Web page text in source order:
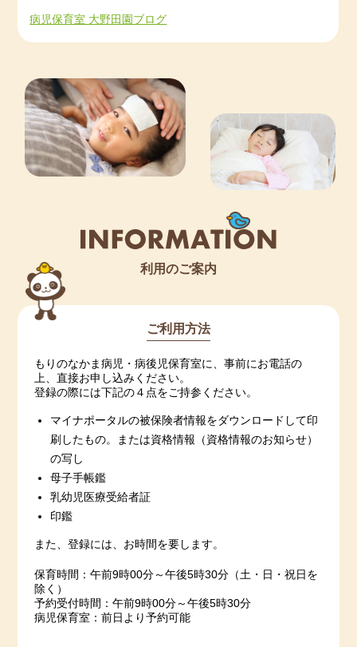
病児保育室 大野田園ブログ
利用のご案内
ご利用方法
もりのなかま病児・病後児保育室に、事前にお電話の
上、直接お申し込みください。
登録の際には下記の４点をご持参ください。
マイナポータルの被保険者情報をダウンロードして印
刷したもの。または資格情報（資格情報のお知らせ）
の写し
母子手帳鑑
乳幼児医療受給者証
印鑑
また、登録には、お時間を要します。
保育時間：午前9時00分～午後5時30分（土・日・祝日を
除く）
予約受付時間：午前9時00分～午後5時30分
病児保育室：前日より予約可能